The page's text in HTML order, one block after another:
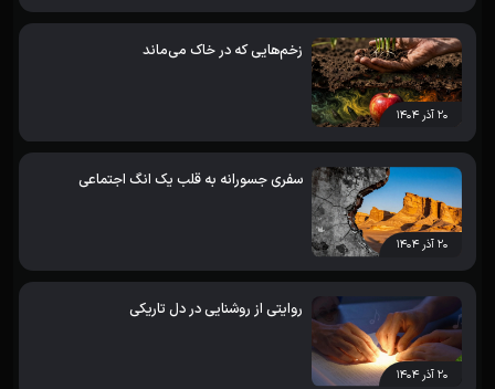
۲۰ آذر ۱۴۰۴
زخم‌هایی که در خاک می‌ماند
۲۰ آذر ۱۴۰۴
سفری جسورانه به قلب یک انگ اجتماعی
۲۰ آذر ۱۴۰۴
روایتی از روشنایی در دل تاریکی